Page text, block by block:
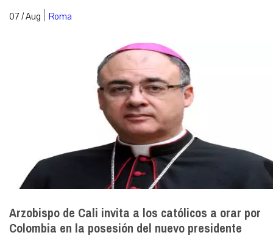
07 / Aug | Roma
Arzobispo de Cali invita a los católicos a orar por
Colombia en la posesión del nuevo presidente